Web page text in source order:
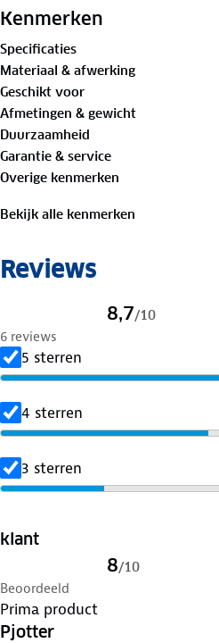
polyester. Trek de Halifax
Zijn je sandalen aan
bestemming.
Kenmerken
Specificaties
Materiaal & afwerking
Geschikt voor
Afmetingen & gewicht
Duurzaamheid
Garantie & service
Overige kenmerken
Bekijk alle kenmerken
Reviews
8,7/10
6 reviews
5 sterren
4 sterren
3 sterren
klant
8/10
Beoordeeld
Prima product
Pjotter